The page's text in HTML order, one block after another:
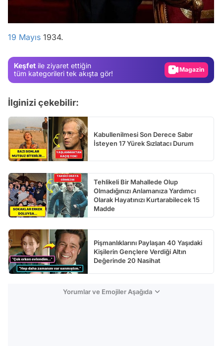
19 Mayıs 1934.
Keşfet ile ziyaret ettiğin
tüm kategorileri tek akışta gör!
Video
Test
Video
İlginizi çekebilir:
Kabullenilmesi Son Derece Sabır
İsteyen 17 Yürek Sızlatacı Durum
Tehlikeli Bir Mahallede Olup
Olmadığınızı Anlamanıza Yardımcı
Olarak Hayatınızı Kurtarabilecek 15
Madde
Pişmanlıklarını Paylaşan 40 Yaşıdaki
Kişilerin Gençlere Verdiği Altın
Değerinde 20 Nasihat
Yorumlar ve Emojiler Aşağıda